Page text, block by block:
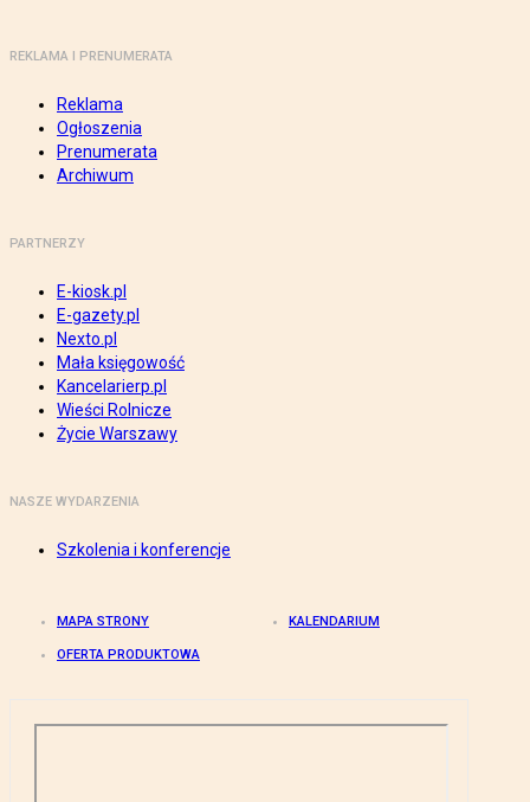
REKLAMA I PRENUMERATA
Reklama
Ogłoszenia
Prenumerata
Archiwum
PARTNERZY
E-kiosk.pl
E-gazety.pl
Nexto.pl
Mała księgowość
Kancelarierp.pl
Wieści Rolnicze
Życie Warszawy
NASZE WYDARZENIA
Szkolenia i konferencje
MAPA STRONY KALENDARIUM
OFERTA PRODUKTOWA